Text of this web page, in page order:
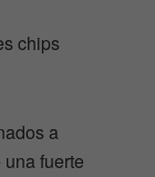
chips
a
fuerte